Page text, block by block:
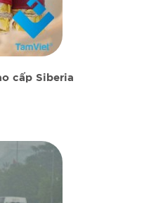
cấp Siberia